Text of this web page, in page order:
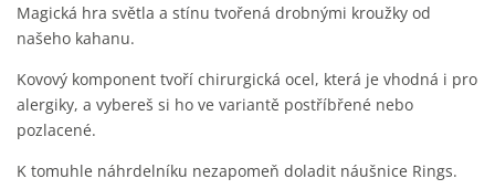
Magická hra světla a stínu tvořená drobnými kroužky od
našeho kahanu.
Kovový komponent tvoří chirurgická ocel, která je vhodná i pro
alergiky, a vybereš si ho ve variantě postříbřené nebo
pozlacené.
K tomuhle náhrdelníku nezapomeň doladit náušnice Rings.